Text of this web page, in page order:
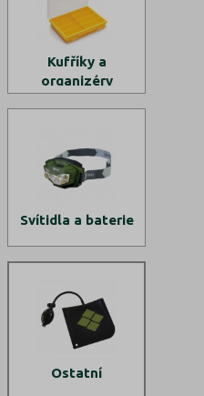
Kufříky a
organizéry
Svítidla a baterie
Ostatní